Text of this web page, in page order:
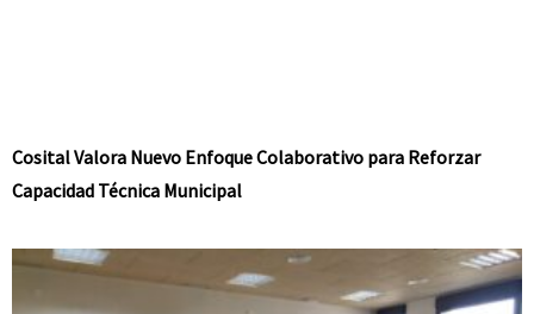
Cosital Valora Nuevo Enfoque Colaborativo para Reforzar
Capacidad Técnica Municipal